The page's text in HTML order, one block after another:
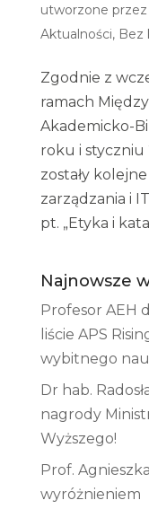
utworzone przez
Aktualności, Bez
Zgodnie z
ramach
Akademicko-
roku i
zostały
zarządzania i
pt. „Etyka i
Najnowsze
Profesor AEH
liście APS
wybitnego
Dr hab.
nagrody
Wyższego!
Prof.
wyróżnieniem